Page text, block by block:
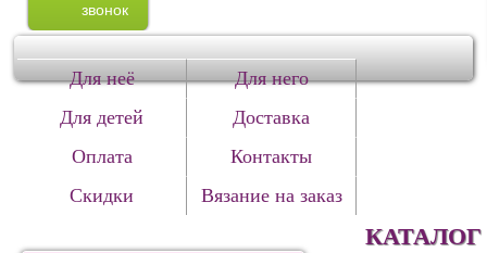
звонок
Для неё
Для него
Для детей
Доставка
Оплата
Контакты
Скидки
Вязание на заказ
КАТАЛОГ